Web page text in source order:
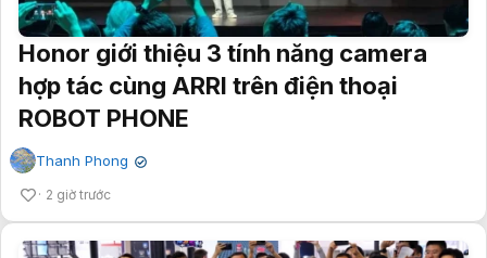
Honor giới thiệu 3 tính năng camera
hợp tác cùng ARRI trên điện thoại
ROBOT PHONE
Thanh Phong ✔
2 giờ trước